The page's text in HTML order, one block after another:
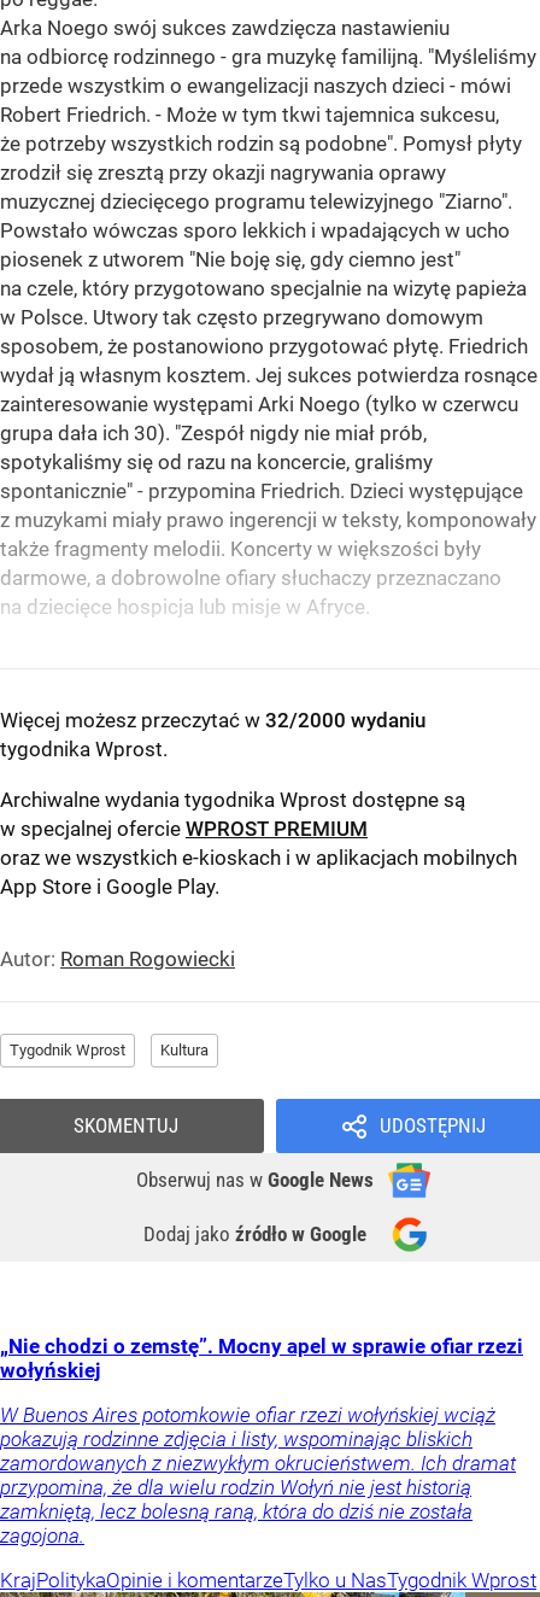
Arka Noego swój sukces zawdzięcza nastawieniu
na odbiorcę rodzinnego - gra muzykę familijną. "Myśleliśmy
przede wszystkim o ewangelizacji naszych dzieci - mówi
Robert Friedrich. - Może w tym tkwi tajemnica sukcesu,
że potrzeby wszystkich rodzin są podobne". Pomysł płyty
zrodził się zresztą przy okazji nagrywania oprawy
muzycznej dziecięcego programu telewizyjnego "Ziarno".
Powstało wówczas sporo lekkich i wpadających w ucho
piosenek z utworem "Nie boję się, gdy ciemno jest"
na czele, który przygotowano specjalnie na wizytę papieża
w Polsce. Utwory tak często przegrywano domowym
sposobem, że postanowiono przygotować płytę. Friedrich
wydał ją własnym kosztem. Jej sukces potwierdza rosnące
zainteresowanie występami Arki Noego (tylko w czerwcu
grupa dała ich 30). "Zespół nigdy nie miał prób,
spotykaliśmy się od razu na koncercie, graliśmy
spontanicznie" - przypomina Friedrich. Dzieci występujące
z muzykami miały prawo ingerencji w teksty, komponowały
także fragmenty melodii. Koncerty w większości były
darmowe, a dobrowolne ofiary słuchaczy przeznaczano
na dziecięce hospicja lub misje w Afryce.
Więcej możesz przeczytać w 32/2000 wydaniu
tygodnika Wprost.
Archiwalne wydania tygodnika Wprost dostępne są
w specjalnej ofercie WPROST PREMIUM
oraz we wszystkich e-kioskach i w aplikacjach mobilnych
App Store i Google Play.
Autor: Roman Rogowiecki
Tygodnik Wprost Kultura
UDOSTĘPNIJ
Obserwuj nas w Google News
Dodaj jako źródło w Google
SKOMENTUJ
„Nie chodzi o zemstę”. Mocny apel w sprawie ofiar rzezi
wołyńskiej
W Buenos Aires potomkowie ofiar rzezi wołyńskiej wciąż
pokazują rodzinne zdjęcia i listy, wspominając bliskich
zamordowanych z niezwykłym okrucieństwem. Ich dramat
przypomina, że dla wielu rodzin Wołyń nie jest historią
zamkniętą, lecz bolesną raną, która do dziś nie została
zagojona.
KrajPolitykaOpinie i komentarzeTylko u NasTygodnik Wprost